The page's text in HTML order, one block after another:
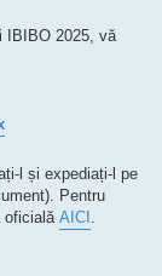
IBIBO 2025, vă
l și expediați-l pe
Pentru
oficială AICI .